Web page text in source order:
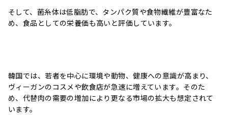
そして、菌糸体は低脂肪で、タンパク質や食物繊維が豊富なた
め、食品としての栄養価も高いと評価しています。
韓国では、若者を中心に環境や動物、健康への意識が高まり、
ヴィーガンのコスメや飲食店が急速に増えています。そのた
め、代替肉の需要の増加により更なる市場の拡大も想定されて
います。